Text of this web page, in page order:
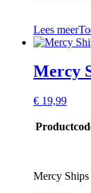
Lees meer
Mercy
€ 19,99
Mercy